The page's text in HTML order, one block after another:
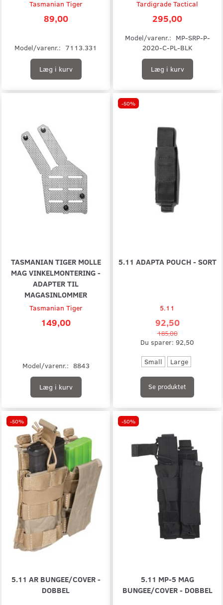
Tasmanian Tiger
89,00
Model/varenr.: 7113.331
Læg i kurv
Tardigrade Tactical
295,00
Model/varenr.: MP-SRP-P-
2020-C-PL-BLK
Læg i kurv
TASMANIAN TIGER MOLLE
MAG VINKELMONTERING -
ADAPTER TIL
MAGASINLOMMER
Tasmanian Tiger
149,00
Model/varenr.: 8843
Læg i kurv
-50%
5.11 ADAPTA POUCH - SORT
5.11
92,50
185,00
Du sparer: 92,50
Small Large
Se produktet
-50%
5.11 AR BUNGEE/COVER -
DOBBEL
-50%
5.11 MP-5 MAG
BUNGEE/COVER - DOBBEL